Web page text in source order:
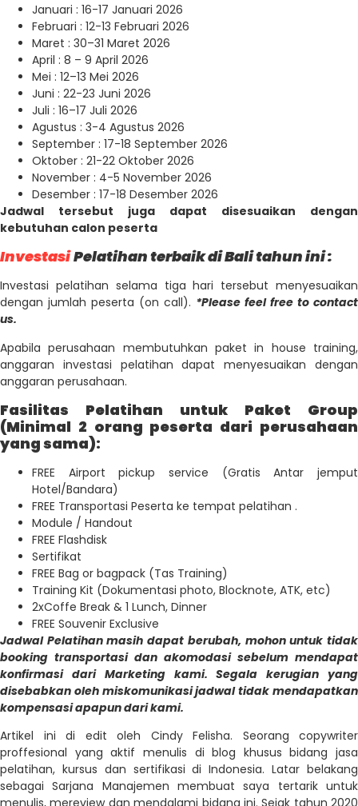
Januari : 16-17 Januari 2026
Februari : 12-13 Februari 2026
Maret : 30–31 Maret 2026
April : 8 – 9 April 2026
Mei : 12–13 Mei 2026
Juni : 22-23 Juni 2026
Juli : 16–17 Juli 2026
Agustus : 3-4 Agustus 2026
September : 17-18 September 2026
Oktober : 21-22 Oktober 2026
November : 4-5 November 2026
Desember : 17-18 Desember 2026
Jadwal tersebut juga dapat disesuaikan dengan
kebutuhan calon peserta
InvestasiPelatihan terbaik di Bali tahun ini :
Investasi pelatihan selama tiga hari tersebut menyesuaikan
dengan jumlah peserta (on call). *Please feel free to contact
us.
Apabila perusahaan membutuhkan paket in house training,
anggaran investasi pelatihan dapat menyesuaikan dengan
anggaran perusahaan.
Fasilitas Pelatihan untuk Paket Group
(Minimal 2 orang peserta dari perusahaan
yang sama):
FREE Airport pickup service (Gratis Antar jemput
Hotel/Bandara)
FREE Transportasi Peserta ke tempat pelatihan .
Module / Handout
FREE Flashdisk
Sertifikat
FREE Bag or bagpack (Tas Training)
Training Kit (Dokumentasi photo, Blocknote, ATK, etc)
2xCoffe Break & 1 Lunch, Dinner
FREE Souvenir Exclusive
Jadwal Pelatihan masih dapat berubah, mohon untuk tidak
booking transportasi dan akomodasi sebelum mendapat
konfirmasi dari Marketing kami. Segala kerugian yang
disebabkan oleh miskomunikasi jadwal tidak mendapatkan
kompensasi apapun dari kami.
Artikel ini di edit oleh Cindy Felisha. Seorang copywriter
proffesional yang aktif menulis di blog khusus bidang jasa
pelatihan, kursus dan sertifikasi di Indonesia. Latar belakang
sebagai Sarjana Manajemen membuat saya tertarik untuk